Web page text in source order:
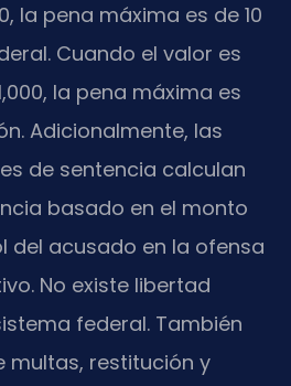
la pena máxima es de 10
Cuando el valor es
la pena máxima es
Adicionalmente, las
de sentencia calculan
basado en el monto
del acusado en la ofensa
No existe libertad
federal. También
multas, restitución y